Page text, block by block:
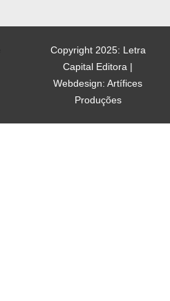
Copyright 2025: Letra
Capital Editora |
Webdesign: Artífices
Produções